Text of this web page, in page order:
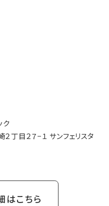
ク
丁目２７−１ サンフェリスタ
はこちら